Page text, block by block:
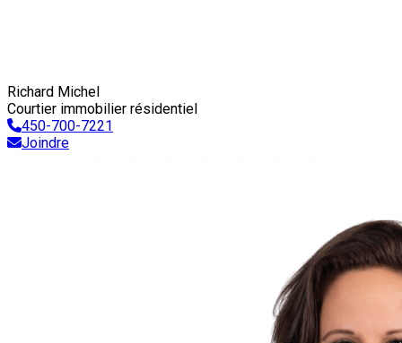
Richard Michel
Courtier immobilier résidentiel
450-700-7221
Joindre